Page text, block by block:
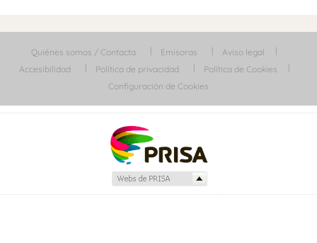
Quiénes somos / Contacta Emisoras
Aviso legal
Accesibilidad
Política de privacidad
Política de Cookies
Configuración de Cookies